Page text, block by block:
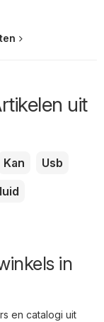
uit
Kan
Usb
in
en catalogi uit